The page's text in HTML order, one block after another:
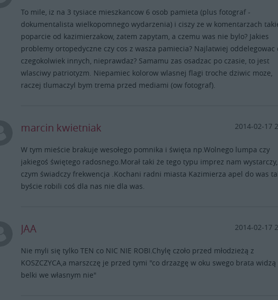
To mile, iz na 3 tysiace mieszkancow 6 osob pamieta (plus fotograf -
dokumentalista wielkopomnego wydarzenia) i ciszy ze w komentarzach
poparcie od kazimierzakow, zatem zapytam, a czemu was nie bylo? Jakies
problemy ortopedyczne czy cos z wasza pamiecia? Najlatwiej oddelegowac
czegokolwiek innych, nieprawdaz? Samamu zas osadzac po czasie, to jest
wlasciwy patriotyzm. Niepamiec kolorow wlasnej flagi troche dziwic moze,
raczej tlumaczyl bym trema przed mediami (ow fotograf).
marcin kwietniak 2014-02-17
W tym mieście brakuje wesołego pomnika i święta np.Wolnego lumpa czy
jakiegoś świętego radosnego.Morał taki że tego typu imprez nam
czym świadczy frekwencja .Kochani radni miasta Kazimierza apel do was
byście robili coś dla nas nie dla was.
JAA 2014-02-17
Nie myli się tylko TEN co NIC NIE ROBI.Chylę czoło przed młodzieżą z
KOSZCZYCA,a marszczę je przed tymi "co drzazgę w oku swego brata widzą
belki we własnym nie"